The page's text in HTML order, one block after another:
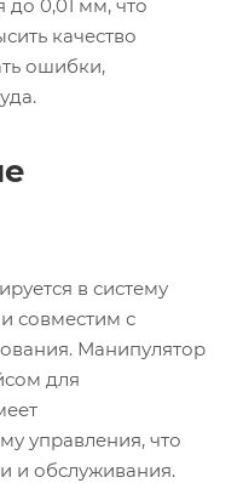
до 0,01 мм, что
качество
ошибки,
в систему
совместим с
Манипулятор
для
управления, что
и обслуживания.